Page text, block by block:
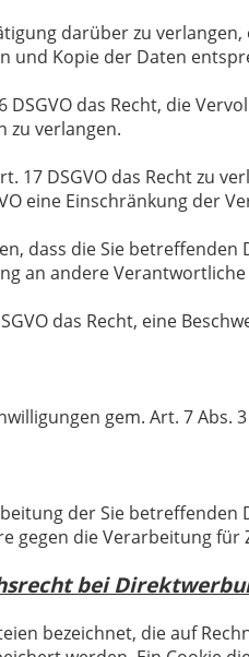
darüber zu
Kopie der Daten
DSGVO das Recht, die
zu verlangen.
17 DSGVO das Recht zu
eine Einschränkung der
dass die Sie
an andere
das Recht, eine
gem. Art. 7
der Sie betreffenden
gegen die Verarbeitung für
bei
bezeichnet, die auf